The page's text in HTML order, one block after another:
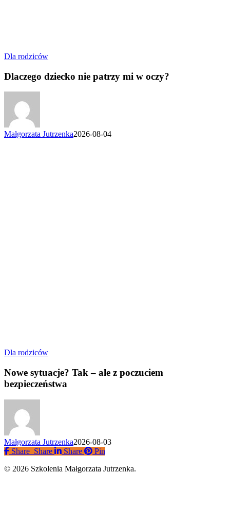
Dla rodzicówDlaczego
nie
Dlaczego dziecko nie patrzy mi w oczy?
Małgorzata Jutrzenka2026-08-04
Dla rodzicówNowe
Tak
ale
Nowe sytuacje? Tak – ale z poczuciem
bezpieczeństwa
Małgorzata Jutrzenka2026-08-03
Share
Share Share Share
Pin
© 2026 Szkolenia Małgorzata Jutrzenka.